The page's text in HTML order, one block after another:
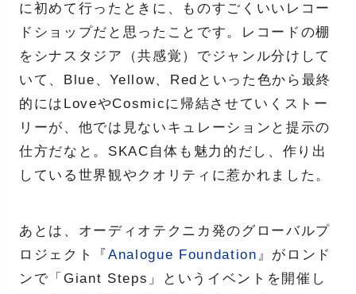
に初めて行ったときに、ものすごくいいレコー
ドショップだと思ったことです。レコードの棚
をシナスタジア（共感覚）でジャンル分けして
いて、Blue、Yellow、Redといった色から最終
的にはLoveやCosmicに帰結させていくストー
リーが、他では見ないキュレーションと提示の
仕方だなと。SKAC自体も魅力的だし、作り出
している世界観やクオリティに惹かれました。
あとは、オーディオテクニカ発のグローバルプ
ロジェクト『 Analogue Foundation 』がロンド
ンで「Giant Steps」というイベントを開催し